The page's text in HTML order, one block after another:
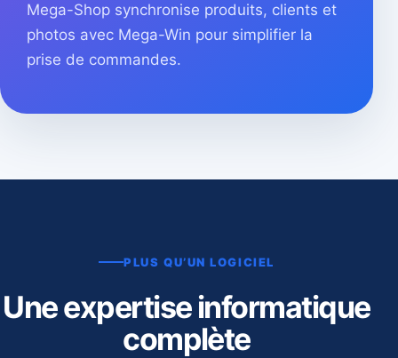
Mega-Shop synchronise produits, clients et
photos avec Mega-Win pour simplifier la
prise de commandes.
PLUS QU’UN LOGICIEL
Une expertise informatique
complète